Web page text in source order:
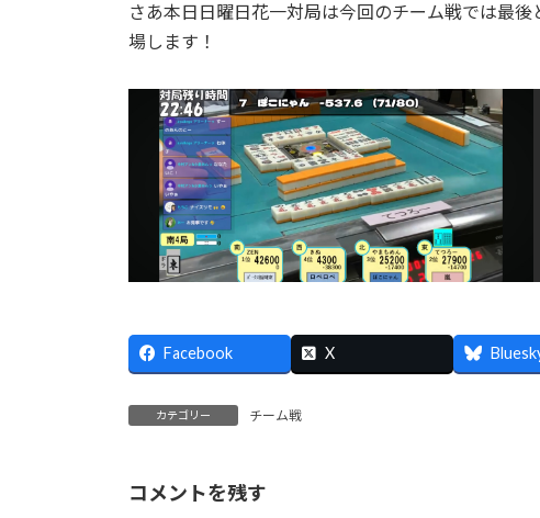
さあ本日日曜日花一対局は今回のチーム戦では最
場します！
Facebook X
カテゴリー チーム戦
コメントを残す